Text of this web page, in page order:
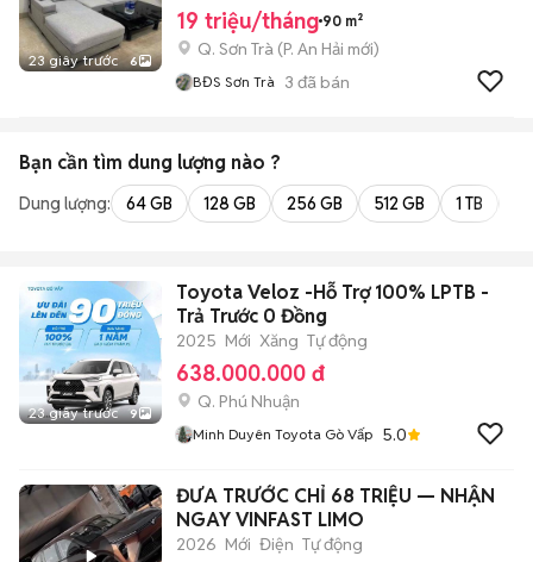
23 giây trước 6
19 triệu/tháng 90 m²
Q. Sơn Trà (P. An Hải mới)
BĐS Sơn Trà 3 đã bán
Bạn cần tìm dung lượng nào ?
Dung lượng: 64 GB 128 GB 256 GB 512 GB 1 TB
23 giây trước 9
Toyota Veloz -Hỗ Trợ 100% LPTB -
Trả Trước 0 Đồng
2025 Mới Xăng Tự động
638.000.000 đ
Q. Phú Nhuận
Minh Duyên Toyota Gò Vấp 5.0
ĐƯA TRƯỚC CHỈ 68 TRIỆU — NHẬN
NGAY VINFAST LIMO
2026 Mới Điện Tự động